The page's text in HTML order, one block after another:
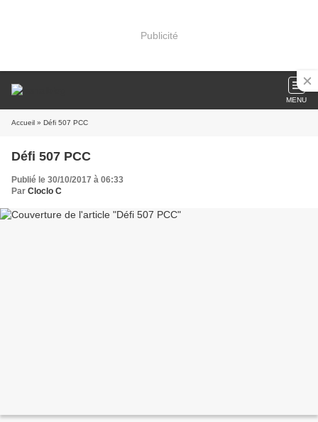
Publicité
MENU
Accueil » Défi 507 PCC
Défi 507 PCC
Publié le 30/10/2017 à 06:33
Par Cloclo C